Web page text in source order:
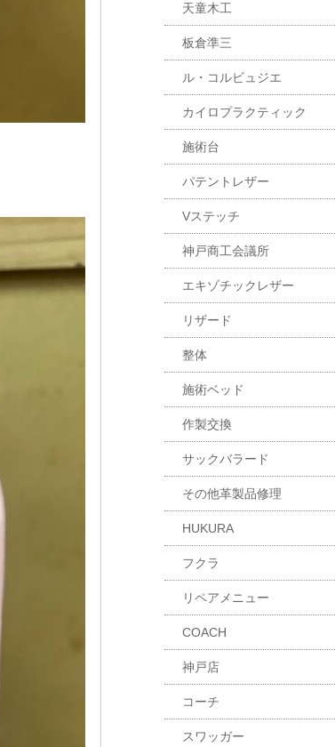
天童木工
板倉準三
ル・コルビュジエ
カイロプラクティック
施術台
パテントレザー
Vステッチ
神戸商工会議所
エキゾチックレザー
リザード
整体
施術ベッド
作製交換
サックバラード
その他革製品修理
HUKURA
フクラ
リペアメニュー
COACH
神戸店
コーチ
スワッガー